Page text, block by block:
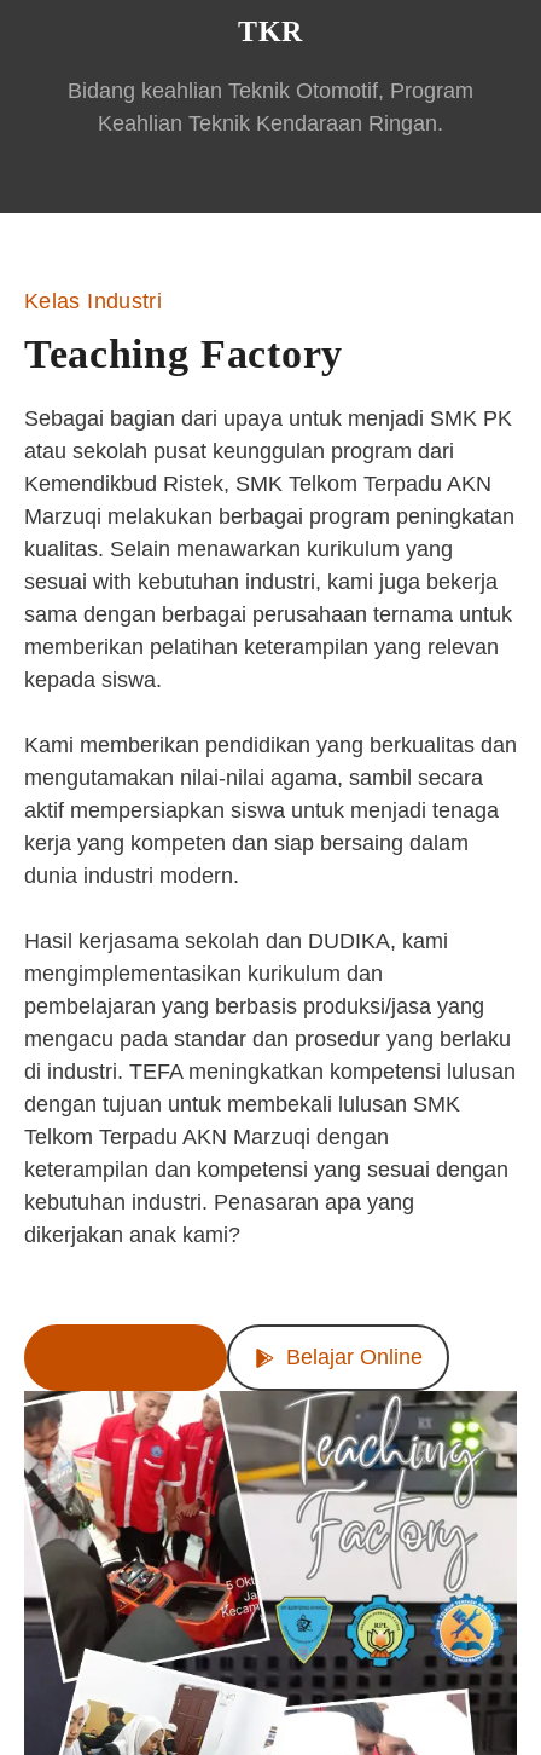
TKR
Bidang keahlian Teknik Otomotif, Program
Keahlian Teknik Kendaraan Ringan.
Kelas Industri
Teaching Factory
Sebagai bagian dari upaya untuk menjadi SMK PK
atau sekolah pusat keunggulan program dari
Kemendikbud Ristek, SMK Telkom Terpadu AKN
Marzuqi melakukan berbagai program peningkatan
kualitas. Selain menawarkan kurikulum yang
sesuai with kebutuhan industri, kami juga bekerja
sama dengan berbagai perusahaan ternama untuk
memberikan pelatihan keterampilan yang relevan
kepada siswa.
Kami memberikan pendidikan yang berkualitas dan
mengutamakan nilai-nilai agama, sambil secara
aktif mempersiapkan siswa untuk menjadi tenaga
kerja yang kompeten dan siap bersaing dalam
dunia industri modern.
Hasil kerjasama sekolah dan DUDIKA, kami
mengimplementasikan kurikulum dan
pembelajaran yang berbasis produksi/jasa yang
mengacu pada standar dan prosedur yang berlaku
di industri. TEFA meningkatkan kompetensi lulusan
dengan tujuan untuk membekali lulusan SMK
Telkom Terpadu AKN Marzuqi dengan
keterampilan dan kompetensi yang sesuai dengan
kebutuhan industri. Penasaran apa yang
dikerjakan anak kami?
Belajar Online